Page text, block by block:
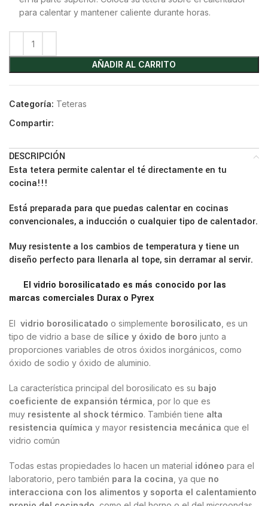
para calentar y mantener caliente durante horas.
AÑADIR AL CARRITO
Categoría: Teteras
Compartir:
DESCRIPCIÓN
Esta tetera permite calentar el té directamente en tu
cocina!!!
Está preparada para que puedas calentar en cocinas
convencionales, a inducción o cualquier tipo de calentador.
Muy resistente a los cambios de temperatura y tiene un
diseño perfecto para llenarla al tope, sin derramar al servir.
El vidrio borosilicatado es más conocido por las
marcas comerciales Durax o Pyrex
El vidrio borosilicatado o simplemente borosilicato , es un
tipo de vidrio a base de sílice y óxido de boro junto a
proporciones variables de otros óxidos inorgánicos, como
óxido de sodio y óxido de aluminio.
La característica principal del borosilicato es su bajo
coeficiente de expansión térmica , por lo que es
muy resistente al shock térmico. También tiene alta
resistencia química y mayor resistencia mecánica que el
vidrio común
Todas estas propiedades lo hacen un material idóneo para el
laboratorio, pero también para la cocina , ya que no
interacciona con los alimentos y soporta el calentamiento